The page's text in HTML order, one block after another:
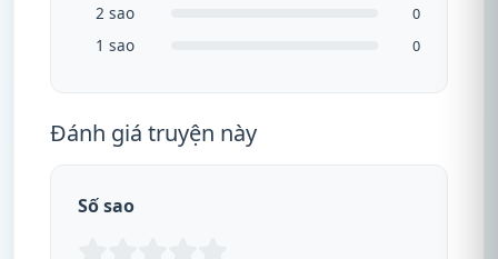
2 sao 0
1 sao 0
Đánh giá truyện này
Số sao